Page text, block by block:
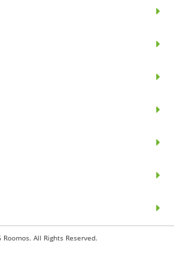
All Rights Reserved.